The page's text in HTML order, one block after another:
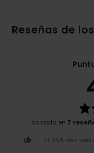
Reseñas de
basado en 7
El 86% de